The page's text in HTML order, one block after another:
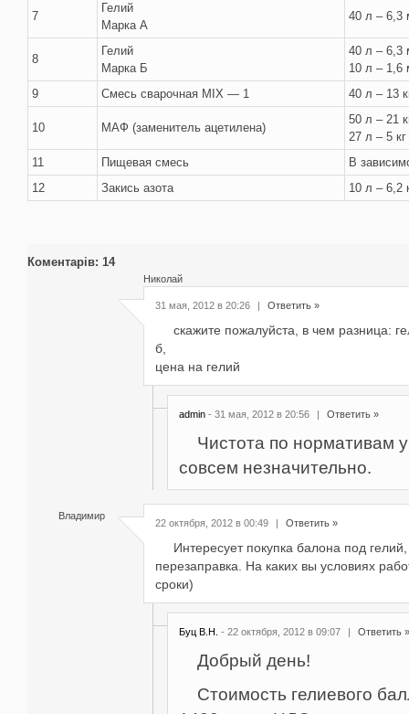
7
Гелий
Марка А
40 л – 6,3
8
Гелий
Марка Б
40 л – 6,3
10 л – 1,6
9
Смесь сварочная MIX — 1 40 л – 13
10 МАФ (заменитель ацетилена)
50 л – 21
27 л – 5 кг
11
Пищевая смесь
В
12
Закись азота 10 л – 6,2
Коментарів: 14
Николай
31 мая, 2012 в 20:26 | Ответить »
скажите пожалуйста, в чем разница:
б,
цена на гелий
admin - 31 мая, 2012 в 20:56 | Ответить »
Чистота по нормативам
совсем незначительно.
Владимир
22 октября, 2012 в 00:49 | Ответить »
Интересует покупка балона под
перезаправка. На каких вы условиях
сроки)
Буц В.Н. - 22 октября, 2012 в 09:07 Ответить »
Добрый день!
Стоимость гелиевого